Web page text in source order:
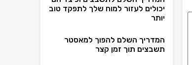
יכולים לעזור למוח שלך לתפקד טוב
יותר
המדריך השלם להפוך למאסטר
תשבצים תוך זמן קצר